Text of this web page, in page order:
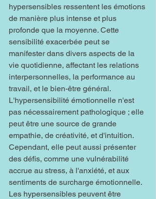
hypersensibles ressentent les émotions
de manière plus intense et plus
profonde que la moyenne. Cette
sensibilité exacerbée peut se
manifester dans divers aspects de la
vie quotidienne, affectant les relations
interpersonnelles, la performance au
travail, et le bien-être général.
L'hypersensibilité émotionnelle n'est
pas nécessairement pathologique ; elle
peut être une source de grande
empathie, de créativité, et d'intuition.
Cependant, elle peut aussi présenter
des défis, comme une vulnérabilité
accrue au stress, à l'anxiété, et aux
sentiments de surcharge émotionnelle.
Les hypersensibles peuvent être